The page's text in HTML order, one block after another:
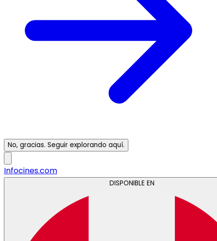
No, gracias. Seguir explorando aquí.
Infocines.com
DISPONIBLE EN